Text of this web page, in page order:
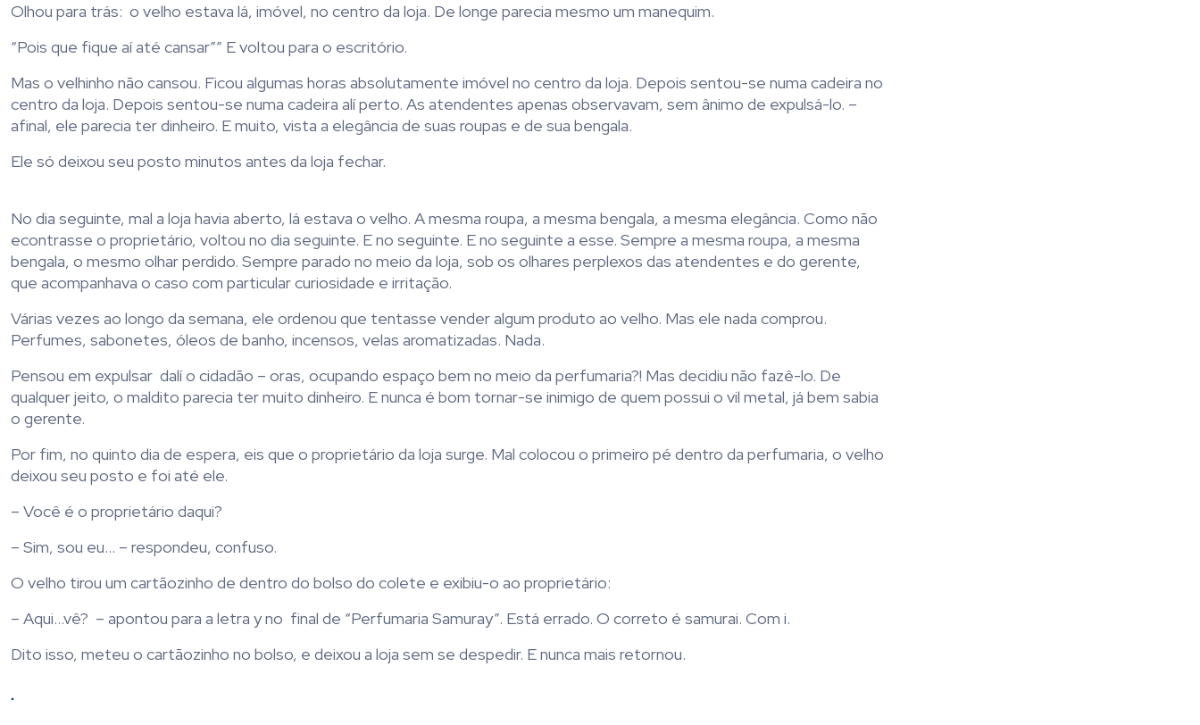
Olhou para trás: o velho estava lá, imóvel, no centro da loja. De longe parecia mesmo um manequim.
“Pois que fique aí até cansar”” E voltou para o escritório.
Mas o velhinho não cansou. Ficou algumas horas absolutamente imóvel no centro da loja. Depois sentou-se numa cadeira no
centro da loja. Depois sentou-se numa cadeira alí perto. As atendentes apenas observavam, sem ânimo de expulsá-lo. –
afinal, ele parecia ter dinheiro. E muito, vista a elegância de suas roupas e de sua bengala.
Ele só deixou seu posto minutos antes da loja fechar.
No dia seguinte, mal a loja havia aberto, lá estava o velho. A mesma roupa, a mesma bengala, a mesma elegância. Como não
econtrasse o proprietário, voltou no dia seguinte. E no seguinte. E no seguinte a esse. Sempre a mesma roupa, a mesma
bengala, o mesmo olhar perdido. Sempre parado no meio da loja, sob os olhares perplexos das atendentes e do gerente,
que acompanhava o caso com particular curiosidade e irritação.
Várias vezes ao longo da semana, ele ordenou que tentasse vender algum produto ao velho. Mas ele nada comprou.
Perfumes, sabonetes, óleos de banho, incensos, velas aromatizadas. Nada.
Pensou em expulsar dalí o cidadão – oras, ocupando espaço bem no meio da perfumaria?! Mas decidiu não fazê-lo. De
qualquer jeito, o maldito parecia ter muito dinheiro. E nunca é bom tornar-se inimigo de quem possui o vil metal, já bem sabia
o gerente.
Por fim, no quinto dia de espera, eis que o proprietário da loja surge. Mal colocou o primeiro pé dentro da perfumaria, o velho
deixou seu posto e foi até ele.
– Você é o proprietário daqui?
– Sim, sou eu… – respondeu, confuso.
O velho tirou um cartãozinho de dentro do bolso do colete e exibiu-o ao proprietário:
– Aqui…vê? – apontou para a letra y no final de “Perfumaria Samuray”. Está errado. O correto é samurai. Com i.
Dito isso, meteu o cartãozinho no bolso, e deixou a loja sem se despedir. E nunca mais retornou.
.